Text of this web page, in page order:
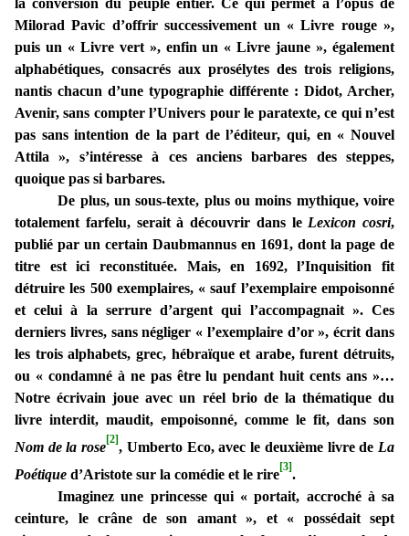
la conversion du peuple entier. Ce qui permet à l’opus de
Milorad Pavic d’offrir successivement un « Livre rouge »,
puis un « Livre vert », enfin un « Livre jaune », également
alphabétiques, consacrés aux prosélytes des trois religions,
nantis chacun d’une typographie différente : Didot, Archer,
Avenir, sans compter l’Univers pour le paratexte, ce qui n’est
pas sans intention de la part de l’éditeur, qui, en « Nouvel
Attila », s’intéresse à ces anciens barbares des steppes,
quoique pas si barbares.
De plus, un sous-texte, plus ou moins mythique, voire
totalement farfelu, serait à découvrir dans le Lexicon cosri,
publié par un certain Daubmannus en 1691, dont la page de
titre est ici reconstituée. Mais, en 1692, l’Inquisition fit
détruire les 500 exemplaires, « sauf l’exemplaire empoisonné
et celui à la serrure d’argent qui l’accompagnait ». Ces
derniers livres, sans négliger « l’exemplaire d’or », écrit dans
les trois alphabets, grec, hébraïque et arabe, furent détruits,
ou « condamné à ne pas être lu pendant huit cents ans »…
Notre écrivain joue avec un réel brio de la thématique du
livre interdit, maudit, empoisonné, comme le fit, dans son
Nom de la rose[2], Umberto Eco, avec le deuxième livre de La
Poétique d’Aristote sur la comédie et le rire[3].
Imaginez une princesse qui « portait, accroché à sa
ceinture, le crâne de son amant », et « possédait sept